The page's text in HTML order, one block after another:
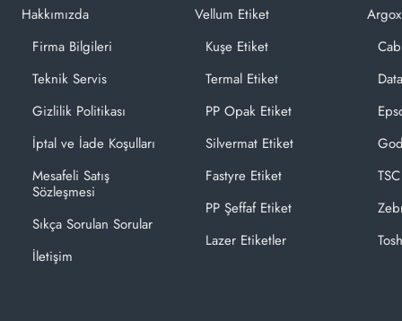
Hakkımızda
Firma Bilgileri
Teknik Servis
Gizlilik Politikası
İptal ve İade Koşulları
Mesafeli Satış
Sözleşmesi
Sıkça Sorulan Sorular
İletişim
Vellum Etiket
Kuşe Etiket
Termal Etiket
PP Opak Etiket
Silvermat Etiket
Fastyre Etiket
PP Şeffaf Etiket
Lazer Etiketler